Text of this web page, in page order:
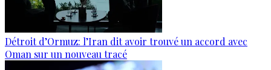
Détroit d’Ormuz: l’Iran dit avoir trouvé un accord avec
Oman sur un nouveau tracé